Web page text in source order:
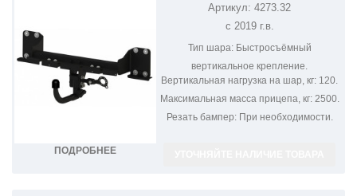
ПОДРОБНЕЕ
ФАРКОП НА BMW X7 4273.32
Артикул: 4273.32
с 2019 г.в.
Тип шара:Быстросъёмный
вертикальное крепление.
Вертикальная нагрузка на шар, кг: 120.
Максимальная масса прицепа, кг:2500.
Резать бампер:При необходимости.